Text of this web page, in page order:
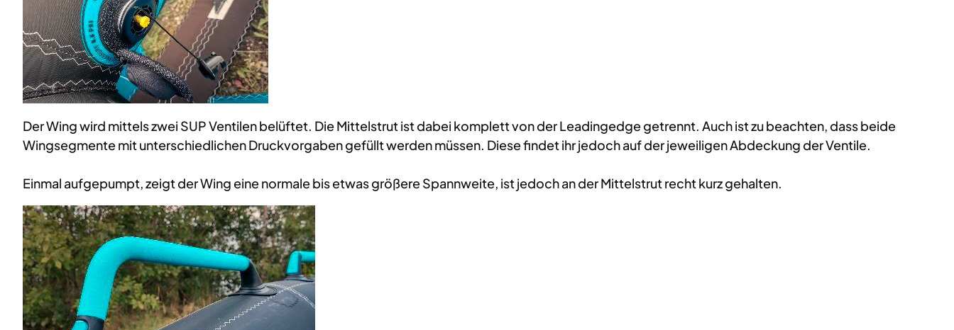
Der Wing wird mittels zwei SUP Ventilen belüftet. Die Mittelstrut ist dabei komplett von der Leadingedge getrennt. Auch ist zu beachten, dass beide
Wingsegmente mit unterschiedlichen Druckvorgaben gefüllt werden müssen. Diese findet ihr jedoch auf der jeweiligen Abdeckung der Ventile.
Einmal aufgepumpt, zeigt der Wing eine normale bis etwas größere Spannweite, ist jedoch an der Mittelstrut recht kurz gehalten.